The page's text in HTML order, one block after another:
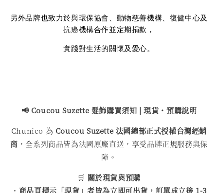
另外品牌也致力於與環保協會、動物慈善機構、復健中心及
抗癌機構合作並定期捐款，
實踐對生活的關懷及愛心。
📢 Coucou Suzette 髮飾購買須知 | 現貨・預購說明
Chunico 為 Coucou Suzette 法國總部正式授權台灣經銷
商 ，全系列商品皆為法國原廠直送，享受品牌正規服務與保
障。
🛒 關於現貨與預購
・ 商品頁標示「現貨」者皆為立即可出貨，訂單成立後 1-3